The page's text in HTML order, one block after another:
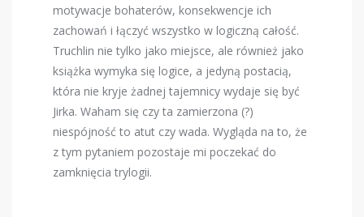
motywacje bohaterów, konsekwencje ich
zachowań i łączyć wszystko w logiczną całość.
Truchlin nie tylko jako miejsce, ale również jako
książka wymyka się logice, a jedyną postacią,
która nie kryje żadnej tajemnicy wydaje się być
Jirka. Waham się czy ta zamierzona (?)
niespójność to atut czy wada. Wygląda na to, że
z tym pytaniem pozostaje mi poczekać do
zamknięcia trylogii.